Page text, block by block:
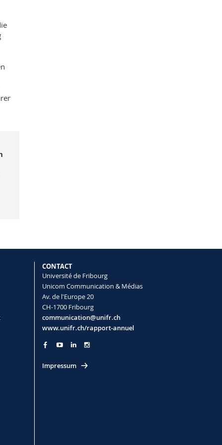
CONTACT
Université de Fribourg
Unicom Communication & Médias
Av. de l'Europe 20
CH-1700 Fribourg
communication@unifr.ch
www.unifr.ch/rapport-annuel
Impressum